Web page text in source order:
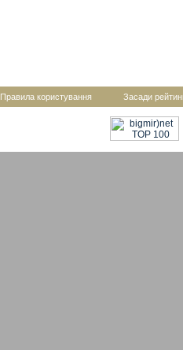
Правила користування Засади